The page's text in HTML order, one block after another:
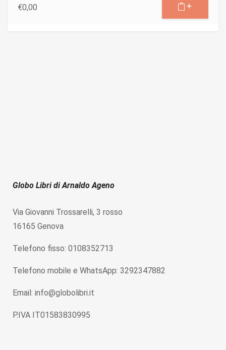
€0,00
Globo Libri di Arnaldo Ageno
Via Giovanni Trossarelli, 3 rosso
16165 Genova
Telefono fisso: 0108352713
Telefono mobile e WhatsApp: 3292347882
Email: info@globolibri.it
P.IVA IT01583830995